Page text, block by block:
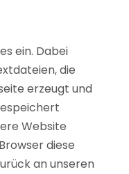
ein. Dabei
die
erzeugt und
Website
diese
an unseren